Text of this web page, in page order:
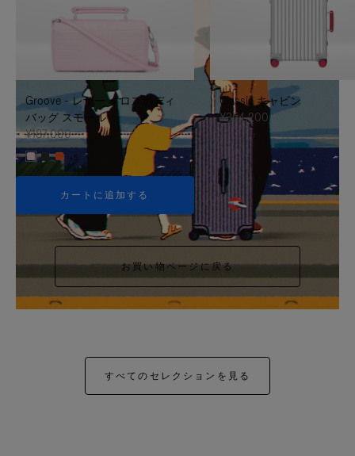
TO
IT
UNMUTE
IT
Groove - レザー クロスボディ
バッグ スモール
¥187,000
+5
カートに追加する
Classic キャビン
¥354,200
お買い物ページに戻る
すべてのセレクションを見る